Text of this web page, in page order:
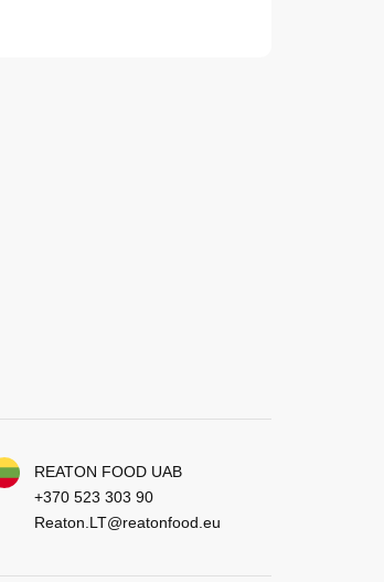
REATON FOOD UAB
+370 523 303 90
Reaton.LT@reatonfood.eu